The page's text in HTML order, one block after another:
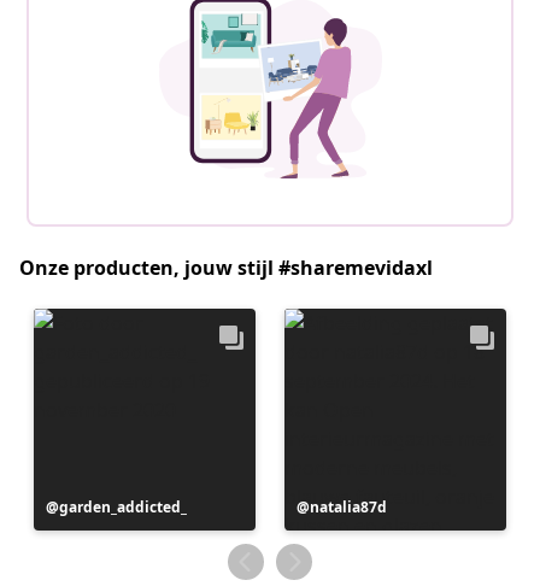
Onze producten, jouw stijl #sharemevidaxl
Bericht
gepubliceerd
garden_addicted_
Bericht
gepubliceerd
door
natalia87d